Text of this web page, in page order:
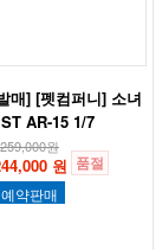
매] [펫컴퍼니] 소녀
AR-15 1/7
259,000원
원 품절
예약판매